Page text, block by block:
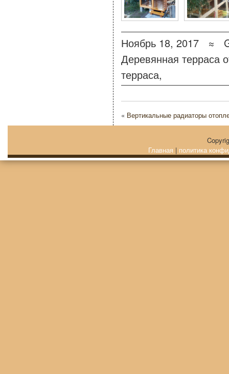
Ноябрь 18, 2017 ≈
Деревянная терраса
терраса,
« Вертикальные радиаторы
Главная | политика